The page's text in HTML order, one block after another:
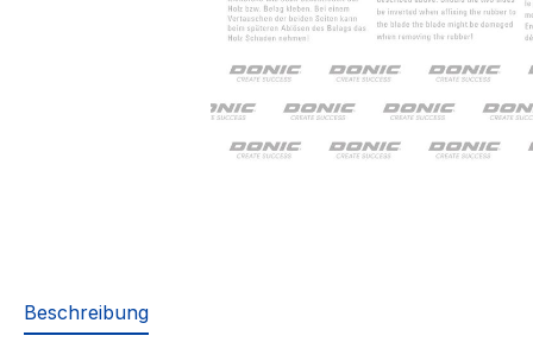
Beschreibung